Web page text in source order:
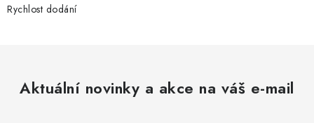
Rychlost dodání
Aktuální novinky a akce na váš e-mail